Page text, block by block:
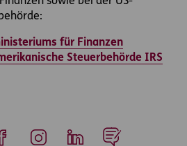
für Finanzen
Steuerbehörde IRS